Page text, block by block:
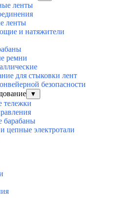
ленты
ленты
и натяжители
ремни
для стыковки лент
безопасности
▼
тележки
барабаны
цепные электротали